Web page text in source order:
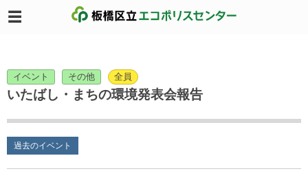
イベント その他 全員
いたばし・まちの環境発表会報告
過去のイベント